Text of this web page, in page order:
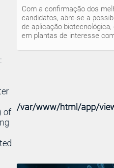
Com a confirmação dos
candidatos, abre-se a
de aplicação
em plantas de interesse
of /var/www/html/app/